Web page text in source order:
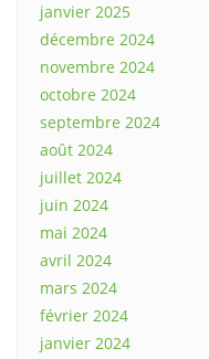
janvier 2025
décembre 2024
novembre 2024
octobre 2024
septembre 2024
août 2024
juillet 2024
juin 2024
mai 2024
avril 2024
mars 2024
février 2024
janvier 2024